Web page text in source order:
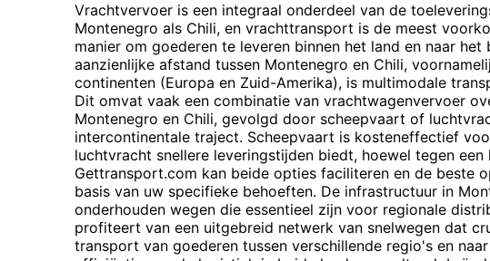
Vrachtvervoer is een integraal onderdeel van de
Montenegro als Chili, en vrachttransport is de meest
manier om goederen te leveren binnen het land en naar het
aanzienlijke afstand tussen Montenegro en Chili,
continenten (Europa en Zuid-Amerika), is multimodale
Dit omvat vaak een combinatie van vrachtwagenvervoer
Montenegro en Chili, gevolgd door scheepvaart of
intercontinentale traject. Scheepvaart is kosteneffectief
luchtvracht snellere leveringstijden biedt, hoewel tegen een
Gettransport.com kan beide opties faciliteren en de beste
basis van uw specifieke behoeften. De infrastructuur in
onderhouden wegen die essentieel zijn voor regionale
profiteert van een uitgebreid netwerk van snelwegen dat
transport van goederen tussen verschillende regio's en